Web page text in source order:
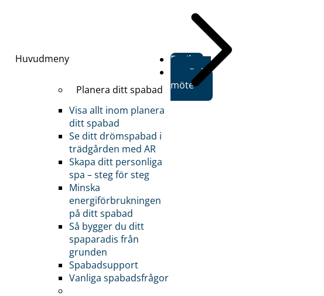
Huvudmeny
Planera ditt spabad
Visa allt inom planera
ditt spabad
Se ditt drömspabad i
trädgården med AR
Skapa ditt personliga
spa – steg för steg
Minska
energiförbrukningen
på ditt spabad
Så bygger du ditt
spaparadis från
grunden
Spabadsupport
Vanliga spabadsfrågor
Butiker
Boka
möte